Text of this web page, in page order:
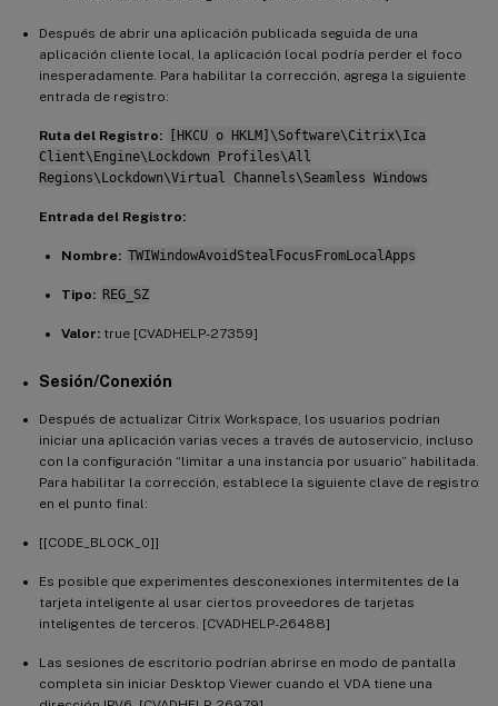
Después de abrir una aplicación publicada seguida de una
aplicación cliente local, la aplicación local podría perder el foco
inesperadamente. Para habilitar la corrección, agrega la siguiente
entrada de registro:
Ruta del Registro:
[HKCU o HKLM]\Software\Citrix\Ica
Client\Engine\Lockdown Profiles\All
Regions\Lockdown\Virtual Channels\Seamless Windows
Entrada del Registro:
Nombre: TWIWindowAvoidStealFocusFromLocalApps
Tipo: REG_SZ
Valor: true [CVADHELP-27359]
Sesión/Conexión
Después de actualizar Citrix Workspace, los usuarios podrían
iniciar una aplicación varias veces a través de autoservicio, incluso
con la configuración “limitar a una instancia por usuario” habilitada.
Para habilitar la corrección, establece la siguiente clave de registro
en el punto final:
[[CODE_BLOCK_0]]
Es posible que experimentes desconexiones intermitentes de la
tarjeta inteligente al usar ciertos proveedores de tarjetas
inteligentes de terceros. [CVADHELP-26488]
Las sesiones de escritorio podrían abrirse en modo de pantalla
completa sin iniciar Desktop Viewer cuando el VDA tiene una